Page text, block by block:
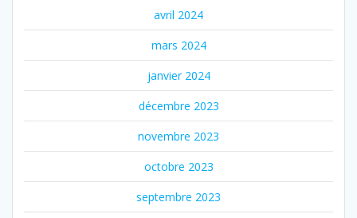
avril 2024
mars 2024
janvier 2024
décembre 2023
novembre 2023
octobre 2023
septembre 2023